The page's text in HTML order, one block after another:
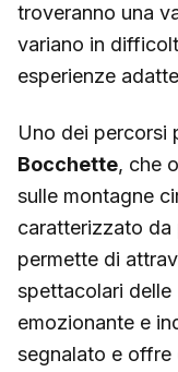
troveranno una
variano in
esperienze
Uno dei percorsi
Bocchette, che
sulle montagne
caratterizzato da
permette di
spettacolari delle
emozionante e
segnalato e offre